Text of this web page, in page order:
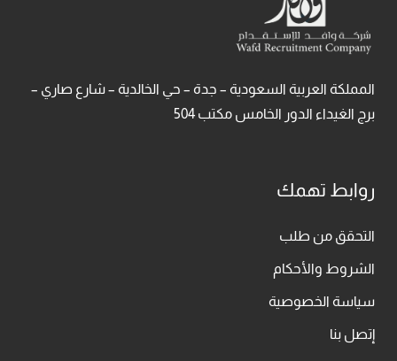
المملكة العربية السعودية – جدة – حي الخالدية – شارع صاري –
برج الغيداء الدور الخامس مكتب 504
روابط تهمك
التحقق من طلب
الشروط والأحكام
سياسة الخصوصية
إتصل بنا